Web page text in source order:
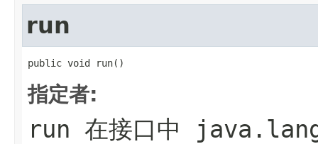
run
public void run()
指定者:
run 在接口中